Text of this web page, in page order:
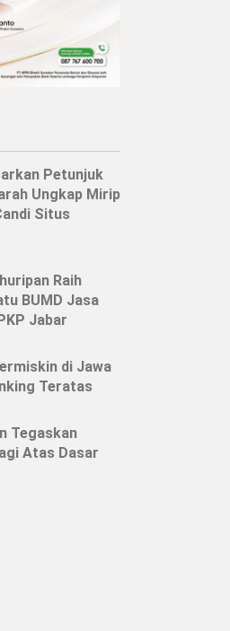
Petunjuk
Ungkap Mirip
Situs
Raih
BUMD Jasa
Jabar
di Jawa
Teratas
Tegaskan
Atas Dasar